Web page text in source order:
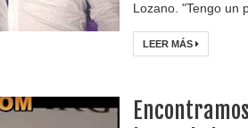
Lozano. "Tengo un
LEER MÁS